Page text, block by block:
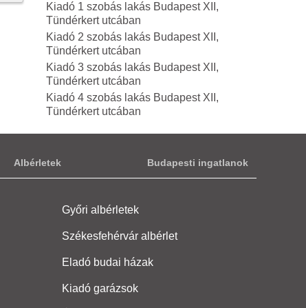
Kiadó 1 szobás lakás Budapest XII,
Tündérkert utcában
Kiadó 2 szobás lakás Budapest XII,
Tündérkert utcában
Kiadó 3 szobás lakás Budapest XII,
Tündérkert utcában
Kiadó 4 szobás lakás Budapest XII,
Tündérkert utcában
Albérletek Budapesti ingatlanok
Győri albérletek
Székesfehérvár albérlet
Eladó budai házak
Kiadó garázsok